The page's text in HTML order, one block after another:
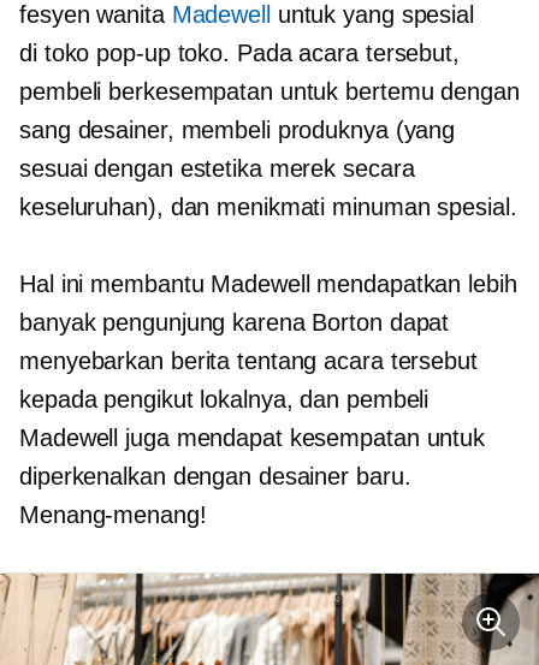
fesyen wanita Madewell
untuk yang spesial
di toko pop-uptoko. Pada acara tersebut,
pembeli berkesempatan untuk bertemu dengan
sang desainer, membeli produknya (yang
sesuai dengan estetika merek secara
keseluruhan), dan menikmati minuman spesial.
Hal ini membantu Madewell mendapatkan lebih
banyak pengunjung karena Borton dapat
menyebarkan berita tentang acara tersebut
kepada pengikut lokalnya, dan pembeli
Madewell juga mendapat kesempatan untuk
diperkenalkan dengan desainer baru.
Menang-menang!